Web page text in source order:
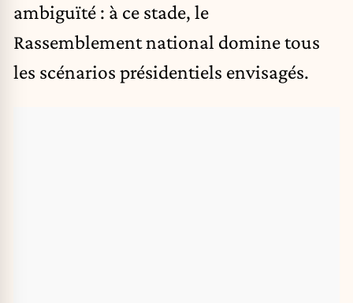
ambiguïté : à ce stade, le
Rassemblement national domine tous
les scénarios présidentiels envisagés.